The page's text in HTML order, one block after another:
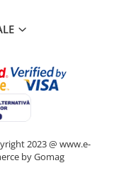
2023 @ www.e-
by Gomag